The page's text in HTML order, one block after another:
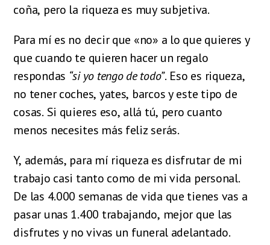
coña, pero la riqueza es muy subjetiva.
Para mí es no decir que «no» a lo que quieres y
que cuando te quieren hacer un regalo
respondas “si yo tengo de todo”. Eso es riqueza,
no tener coches, yates, barcos y este tipo de
cosas. Si quieres eso, allá tú, pero cuanto
menos necesites más feliz serás.
Y, además, para mí riqueza es disfrutar de mi
trabajo casi tanto como de mi vida personal.
De las 4.000 semanas de vida que tienes vas a
pasar unas 1.400 trabajando, mejor que las
disfrutes y no vivas un funeral adelantado.